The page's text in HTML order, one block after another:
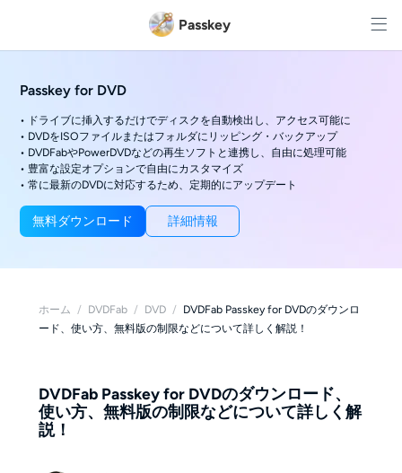
Passkey
Passkey for DVD
• ドライブに挿入するだけでディスクを自動検出し、アクセス可能に
• DVDをISOファイルまたはフォルダにリッピング・バックアップ
• DVDFabやPowerDVDなどの再生ソフトと連携し、自由に処理可能
• 豊富な設定オプションで自由にカスタマイズ
• 常に最新のDVDに対応するため、定期的にアップデート
無料ダウンロード 詳細情報
ホーム / DVDFab / DVD / DVDFab Passkey for DVDのダウンロ
ード、使い方、無料版の制限などについて詳しく解説！
DVDFab Passkey for DVDのダウンロード、
使い方、無料版の制限などについて詳しく解
説！